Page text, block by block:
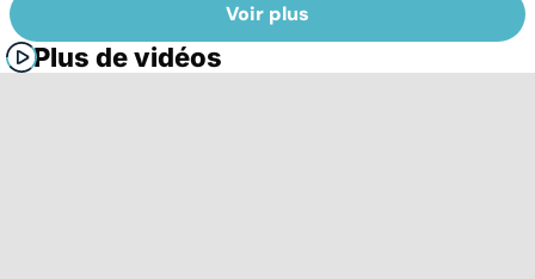
Voir plus
Plus de vidéos